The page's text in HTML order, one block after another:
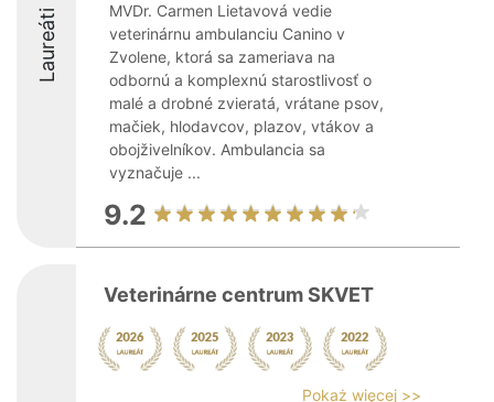
Laureáti
MVDr. Carmen Lietavová vedie
veterinárnu ambulanciu Canino v
Zvolene, ktorá sa zameriava na
odbornú a komplexnú starostlivosť o
malé a drobné zvieratá, vrátane psov,
mačiek, hlodavcov, plazov, vtákov a
obojživelníkov. Ambulancia sa
vyznačuje ...
9.2
Veterinárne centrum SKVET
Pokaż więcej >>